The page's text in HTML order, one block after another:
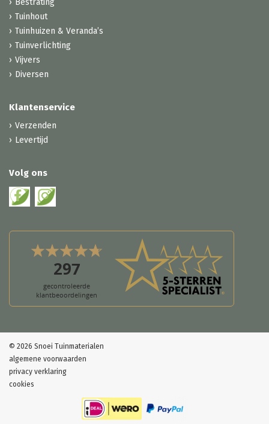
Bestrating
Tuinhout
Tuinhuizen & Veranda’s
Tuinverlichting
Vijvers
Diversen
Klantenservice
Verzenden
Levertijd
Volg ons
© 2026 Snoei Tuinmaterialen
algemene voorwaarden
privacy verklaring
cookies